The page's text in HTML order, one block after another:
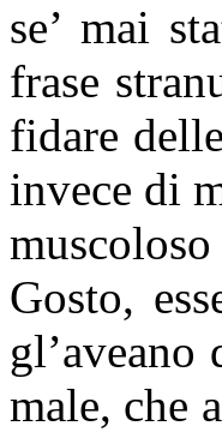
se’ mai
frase
fidare
invece di
Gosto,
gl’aveano
male, che